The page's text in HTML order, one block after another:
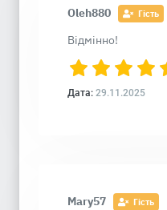
Oleh880 Гість
Відмінно!
Дата: 29.11.2025
Mary57 Гість